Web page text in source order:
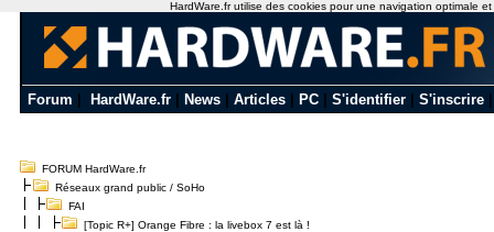
Forum HardWare.fr News Articles PC S'identifier S'inscrire
FORUM HardWare.fr
Réseaux grand public / SoHo
FAI
[Topic R+] Orange Fibre : la livebox 7 est là !
HardWare.fr utilise des cookies pour une navigation optimale